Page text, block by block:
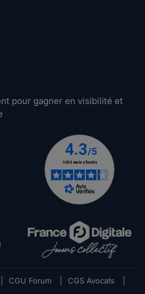
pour gagner en visibilité et
CGU Forum CGS Avocats